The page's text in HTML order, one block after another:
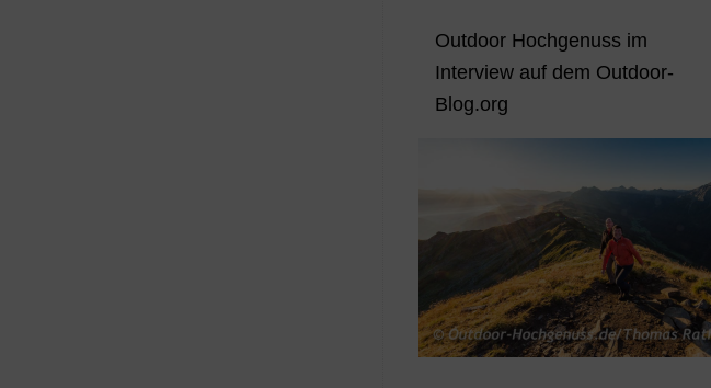
Outdoor Hochgenuss im
Interview auf dem Outdoor-
Blog.org